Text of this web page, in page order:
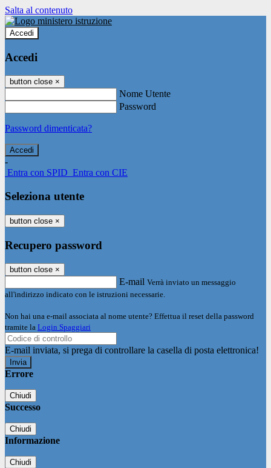
Salta al contenuto
Accedi
Accedi
button close ×
Nome Utente
Password
Password dimenticata?
-
Entra con SPID Entra con CIE
Seleziona utente
button close ×
Recupero password
button close ×
E-mail Verrà inviato un messaggio
all'indirizzo indicato con le istruzioni necessarie.
Non hai una e-mail associata al nome utente? Effettua il reset della password
tramite la Login Spaggiari
E-mail inviata, si prega di controllare la casella di posta elettronica!
Errore
Chiudi
Successo
Chiudi
Informazione
Chiudi